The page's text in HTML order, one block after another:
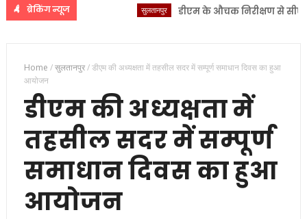
ब्रेकिंग न्यूज डीएम के औचक निरीक्षण से सीएचसी
Home /सुलतानपुर/डीएम की अध्यक्षता में तहसील सदर में सम्पूर्ण समाधान दिवस का हुआ
आयोजन
डीएम की अध्यक्षता में
तहसील सदर में सम्पूर्ण
समाधान दिवस का हुआ
आयोजन